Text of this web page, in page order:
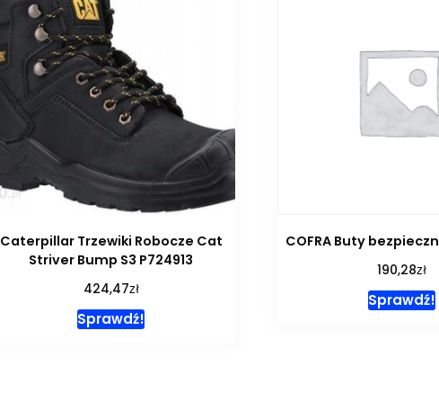
Caterpillar Trzewiki Robocze Cat
Striver Bump S3 P724913
424,47zł
Sprawdź!
COFRA Buty
190,28zł
Sprawdź!